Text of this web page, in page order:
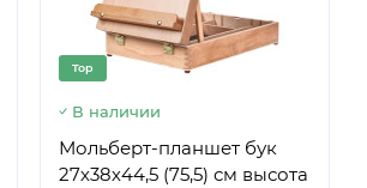
Top
В наличии
Мольберт-планшет бук
27х38х44,5 (75,5) см высота